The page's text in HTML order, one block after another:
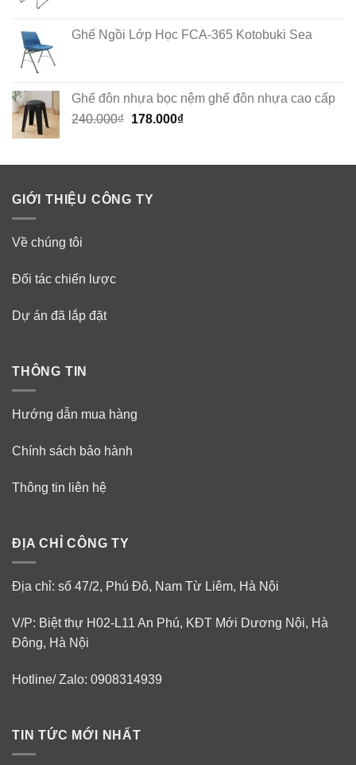
Ghế Ngồi Lớp Học FCA-365 Kotobuki Sea
Ghế đôn nhựa bọc nệm ghế đôn nhựa cao cấp
240.000₫ Original
240.000₫.
178.000₫Current
178.000₫.
GIỚI THIỆU CÔNG TY
Về chúng tôi
Đối tác chiến lược
Dự án đã lắp đặt
THÔNG TIN
Hướng dẫn mua hàng
Chính sách bảo hành
Thông tin liên hệ
ĐỊA CHỈ CÔNG TY
Địa chỉ: số 47/2, Phú Đô, Nam Từ Liêm, Hà Nội
V/P: Biệt thự H02-L11 An Phú, KĐT Mới Dương Nội, Hà
Đông, Hà Nội
Hotline/ Zalo: 0908314939
TIN TỨC MỚI NHẤT